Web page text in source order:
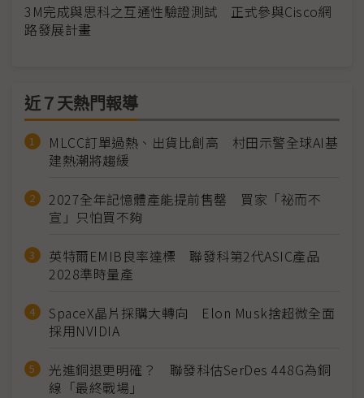
3M完成與思科之互通性驗證測試 正式參與Cisco網
路發展計畫
近７天熱門報導
MLCC訂單過熱、出貨比創高 村田示警全球AI基
建熱潮將趨緩
2027全年記憶體產能提前售罄 買家「祕而不
宣」只怕買不夠
英特爾EMIB良率達標 聯發科第2代ASIC產品
2028準時量產
SpaceX晶片採購大轉向 Elon Musk捨超微全面
採用NVIDIA
光進銅退更明確？ 聯發科估SerDes 448G為銅
線「最終戰場」